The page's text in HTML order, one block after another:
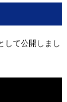
して公開しまし